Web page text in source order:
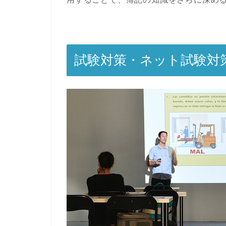
試験対策・ネット試験対